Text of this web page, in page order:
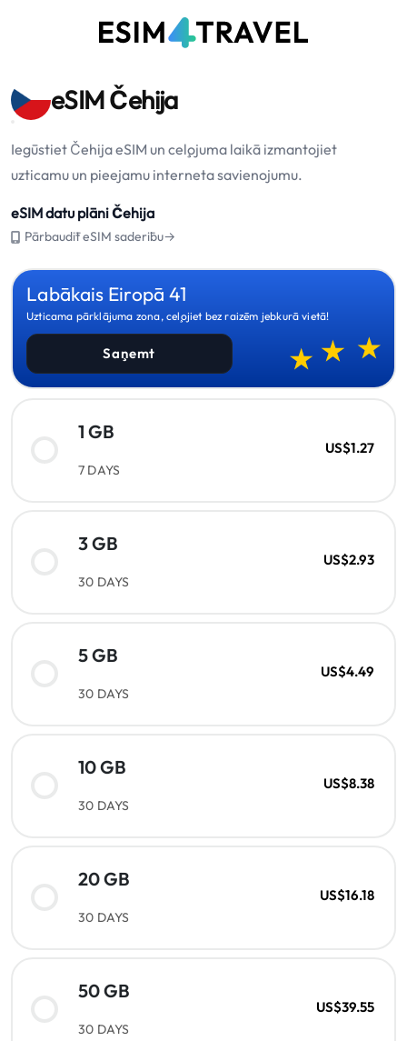
eSIM Čehija
Iegūstiet Čehija eSIM un ceļojuma laikā izmantojiet
uzticamu un pieejamu interneta savienojumu.
eSIM datu plāni Čehija
Pārbaudīt eSIM saderību→
Labākais Eiropā 41
Uzticama pārklājuma zona, ceļojiet bez raizēm jebkurā vietā!
Saņemt
1 GB
7 DAYS
US$1.27
3 GB
30 DAYS
US$2.93
5 GB
30 DAYS
US$4.49
10 GB
30 DAYS
US$8.38
20 GB
30 DAYS
US$16.18
50 GB
30 DAYS
US$39.55